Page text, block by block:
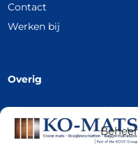
Contact
Werken bij
Overig
Algemene voorwaarden
Privacy Policy